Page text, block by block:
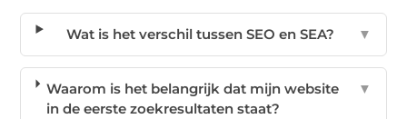
Wat is het verschil tussen SEO en SEA? ▼
Waarom is het belangrijk dat mijn website
in de eerste zoekresultaten staat?
▼